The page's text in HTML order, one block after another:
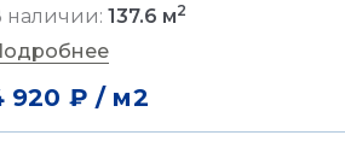
наличии: 137.6 м2
920 ₽ / м2